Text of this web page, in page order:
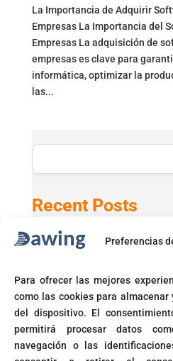
Preferencias
Para ofrecer las mejores
como las cookies para
del dispositivo. El
permitirá procesar datos
navegación o las
La Importancia de Adquirir
Empresas La Importancia del
Empresas La adquisición de
empresas es clave para
informática, optimizar la
las...
Recent Posts
Active Directory 2025 con
Microsoft activará
condicional
Fin del soporte para Windows 10
Corte prohíbe Zero Rating en